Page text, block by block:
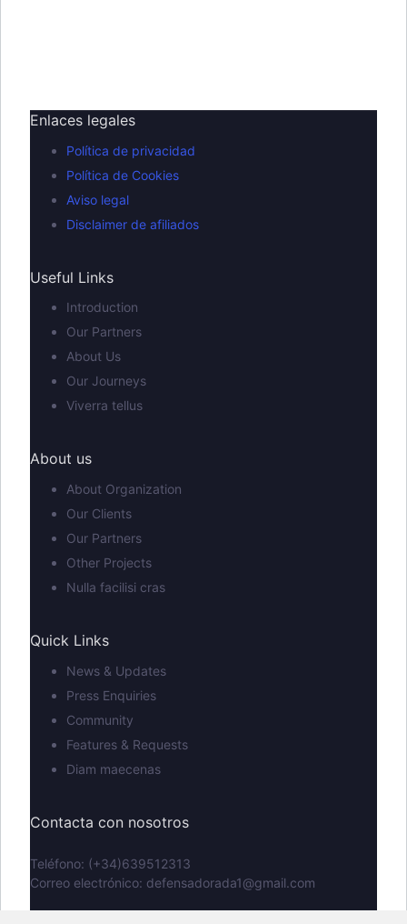
Enlaces legales
Política de privacidad
Política de Cookies
Aviso legal
Disclaimer de afiliados
Useful Links
Introduction
Our Partners
About Us
Our Journeys
Viverra tellus
About us
About Organization
Our Clients
Our Partners
Other Projects
Nulla facilisi cras
Quick Links
News & Updates
Press Enquiries
Community
Features & Requests
Diam maecenas
Contacta con nosotros
Teléfono: (+34)639512313
Correo electrónico: defensadorada1@gmail.com